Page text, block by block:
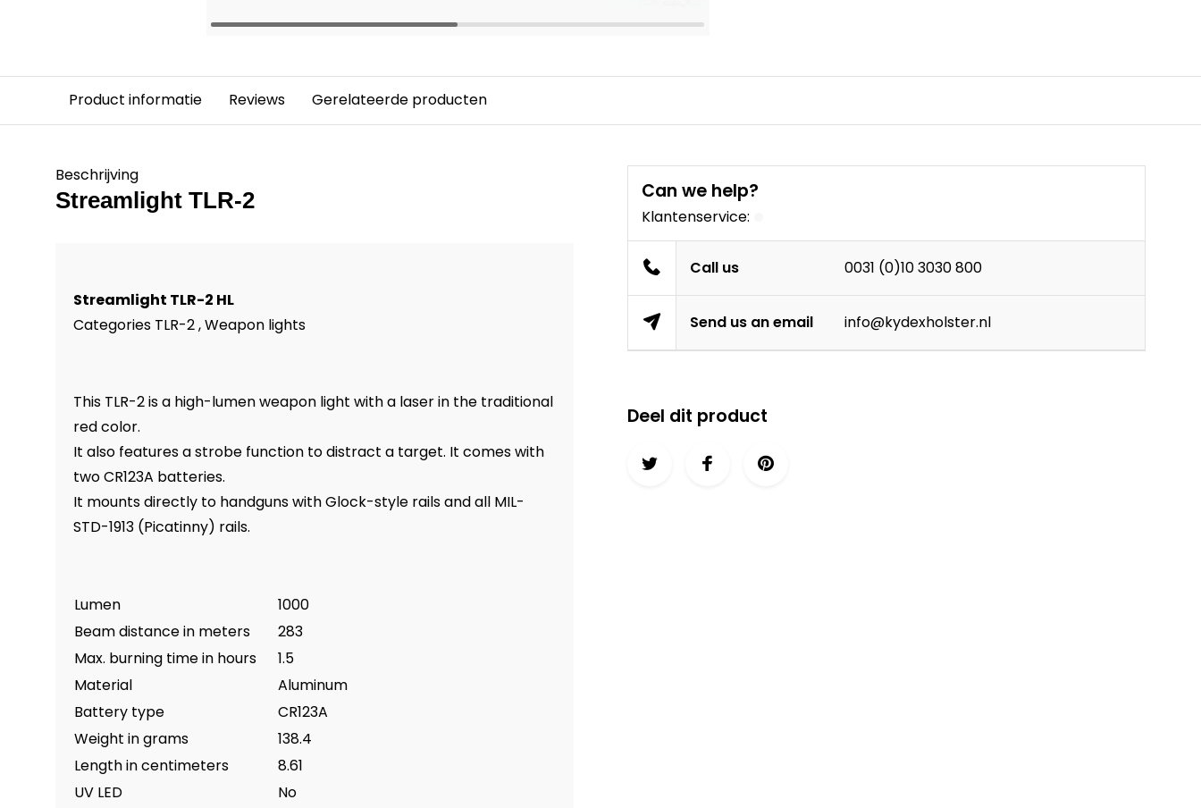
Product informatie Reviews Gerelateerde producten
Beschrijving
Streamlight TLR-2
Streamlight TLR-2 HL
Categories TLR-2 , Weapon lights
This TLR-2 is a high-lumen weapon light with a laser in the traditional
red color.
It also features a strobe function to distract a target. It comes with
two CR123A batteries.
It mounts directly to handguns with Glock-style rails and all MIL-
STD-1913 (Picatinny) rails.
Lumen
1000
Beam distance in meters
283
Max. burning time in hours
1.5
Material
Aluminum
Battery type
CR123A
Weight in grams
138.4
Length in centimeters
8.61
UV LED
No
Can we help?
Klantenservice:
Call us 0031 (0)10 3030 800
Send us an email info@kydexholster.nl
Deel dit product